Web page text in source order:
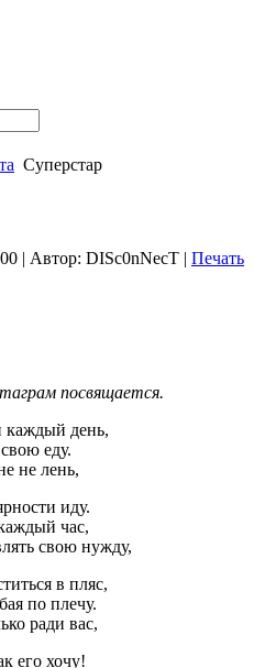
Суперстар
| Автор: DISc0nNecT | Печать
посвящается.
день,
еду.
не лень,
иду.
час,
свою нужду,
в пляс,
по плечу.
ради вас,
его хочу!